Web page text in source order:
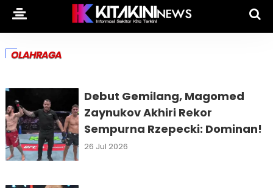
OLAHRAGA
Debut Gemilang, Magomed
Zaynukov Akhiri Rekor
Sempurna Rzepecki: Dominan!
26 Jul 2026